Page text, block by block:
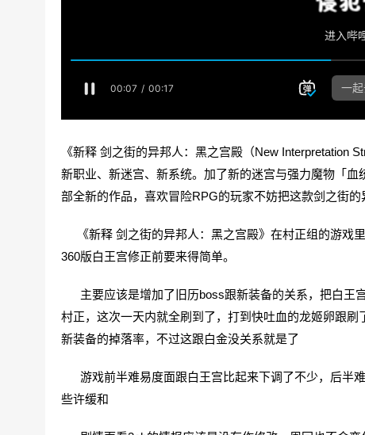
《新释 剑之街的异邦人：黑之宫殿（New Interpretation
新职业、新迷宫、新系统。加了新的迷宫与强力魔物「
部全新的作品，喜欢冒险RPG的玩家不妨把这款剑之街的
《新释 剑之街的异邦人：黑之宫殿》在村正组的游戏
360版白王宫修正前要来得简单。
主要应该是增加了旧历boss跟新装备的关系，把白王
村正，这次一天内就全刷到了，打到快吐血的龙姬卵跟
新装备的掉落率，不过这跟白金没关系就是了
游戏前半难易度面跟白王宫比起来下调了不少，后半
些许缓和